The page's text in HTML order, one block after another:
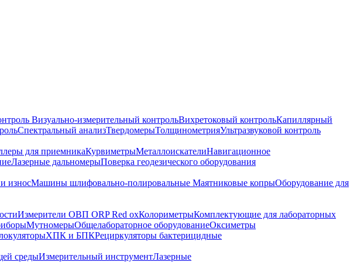
Визуально-измерительный контрольВихретоковый контрольКапиллярный
Спектральный анализТвердомерыТолщинометрияУльтразвуковой контроль
для приемникаКурвиметрыМеталлоискателиНавигационное
Лазерные дальномерыПоверка геодезического оборудования
износМашины шлифовально-полировальные Маятниковые копрыОборудование для
Измерители ОВП ORP Red oxКолориметрыКомплектующие для лабораторных
МутномерыОбщелабораторное оборудованиеОксиметры
ХПК и БПКРециркуляторы бактерицидные
средыИзмерительный инструментЛазерные